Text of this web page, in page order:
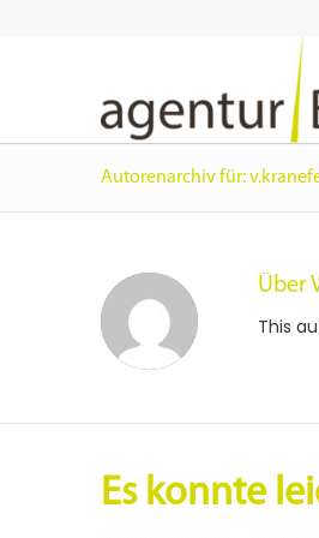
Autorenarchiv für:
Über
This
Es konnte